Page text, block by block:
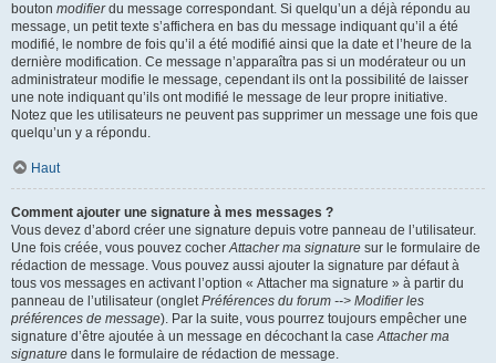
bouton modifierdu message correspondant. Si quelqu’un a déjà répondu au
message, un petit texte s’affichera en bas du message indiquant qu’il a été
modifié, le nombre de fois qu’il a été modifié ainsi que la date et l’heure de la
dernière modification. Ce message n’apparaîtra pas si un modérateur ou un
administrateur modifie le message, cependant ils ont la possibilité de laisser
une note indiquant qu’ils ont modifié le message de leur propre initiative.
Notez que les utilisateurs ne peuvent pas supprimer un message une fois que
quelqu’un y a répondu.
Haut
Comment ajouter une signature à mes messages ?
Vous devez d’abord créer une signature depuis votre panneau de l’utilisateur.
Une fois créée, vous pouvez cocherAttacher ma signature sur le formulaire de
rédaction de message. Vous pouvez aussi ajouter la signature par défaut à
tous vos messages en activant l’option « Attacher ma signature » à partir du
panneau de l’utilisateur (ongletPréférences du forum --> Modifier les
préférences de message). Par la suite, vous pourrez toujours empêcher une
signature d’être ajoutée à un message en décochant la caseAttacher ma
signature dans le formulaire de rédaction de message.